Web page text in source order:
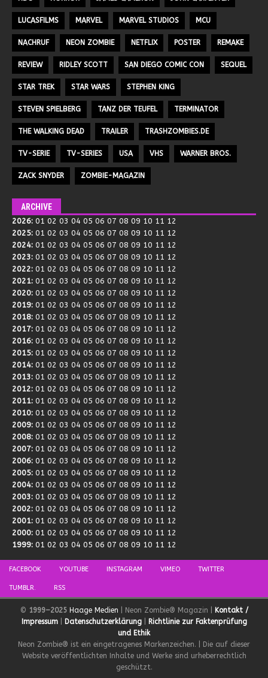
LUCASFILMS MARVEL MARVEL STUDIOS MCU
NACHRUF NEON ZOMBIE NETFLIX POSTER REMAKE
REVIEW RIDLEY SCOTT SAN DIEGO COMIC CON SEQUEL
STAR TREK STAR WARS STEPHEN KING
STEVEN SPIELBERG TANZ DER TEUFEL TERMINATOR
THE WALKING DEAD TRAILER TRASHZOMBIES.DE
TV-SERIE TV-SERIES USA VHS WARNER BROS.
ZACK SNYDER ZOMBIE-MAGAZIN
ARCHIVE
2026: 01 02 03 04 05 06 07 08 09 10 11 12
2025: 01 02 03 04 05 06 07 08 09 10 11 12
2024: 01 02 03 04 05 06 07 08 09 10 11 12
2023: 01 02 03 04 05 06 07 08 09 10 11 12
2022: 01 02 03 04 05 06 07 08 09 10 11 12
2021: 01 02 03 04 05 06 07 08 09 10 11 12
2020: 01 02 03 04 05 06 07 08 09 10 11 12
2019: 01 02 03 04 05 06 07 08 09 10 11 12
2018: 01 02 03 04 05 06 07 08 09 10 11 12
2017: 01 02 03 04 05 06 07 08 09 10 11 12
2016: 01 02 03 04 05 06 07 08 09 10 11 12
2015: 01 02 03 04 05 06 07 08 09 10 11 12
2014: 01 02 03 04 05 06 07 08 09 10 11 12
2013: 01 02 03 04 05 06 07 08 09 10 11 12
2012: 01 02 03 04 05 06 07 08 09 10 11 12
2011: 01 02 03 04 05 06 07 08 09 10 11 12
2010: 01 02 03 04 05 06 07 08 09 10 11 12
2009: 01 02 03 04 05 06 07 08 09 10 11 12
2008: 01 02 03 04 05 06 07 08 09 10 11 12
2007: 01 02 03 04 05 06 07 08 09 10 11 12
2006: 01 02 03 04 05 06 07 08 09 10 11 12
2005: 01 02 03 04 05 06 07 08 09 10 11 12
2004: 01 02 03 04 05 06 07 08 09 10 11 12
2003: 01 02 03 04 05 06 07 08 09 10 11 12
2002: 01 02 03 04 05 06 07 08 09 10 11 12
2001: 01 02 03 04 05 06 07 08 09 10 11 12
2000: 01 02 03 04 05 06 07 08 09 10 11 12
1999: 01 02 03 04 05 06 07 08 09 10 11 12
FACEBOOK YOUTUBE INSTAGRAM VIMEO TWITTER
TUMBLR. RSS
© 1999–2025 Haage Medien | Neon Zombie® Magazin |
Kontakt /
Impressum| Datenschutzerklärung|
Richtlinie zur Faktenprüfung
und Ethik
Neon Zombie® ist ein eingetragenes Markenzeichen. | Die auf dieser
Website veröffentlichten Inhalte und Werke sind urheberrechtlich
geschützt.